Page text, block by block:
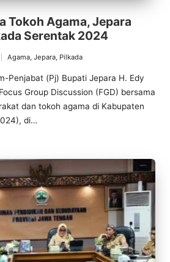
Tokoh Agama, Jepara
Serentak 2024
Posted
in
Agama, Jepara, Pilkada
Penjabat (Pj) Bupati Jepara H. Edy
Group Discussion (FGD) bersama
dan tokoh agama di Kabupaten
di…